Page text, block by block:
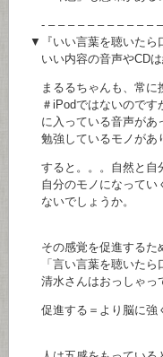
- – – – – – – – – – – – –
▼『いい言葉を聴いたら
いい内容の音声やCDは
まるるちゃんも、常に
＃iPodではないのです
に入っている音声があ
勉強しているモノがあ
すると。。。自然と自
自分のモノになってい
ないでしょうか。
その感覚を促進するた
「言い言葉を聴いたら
清水さんはおっしゃって
促進する＝より脳に強く